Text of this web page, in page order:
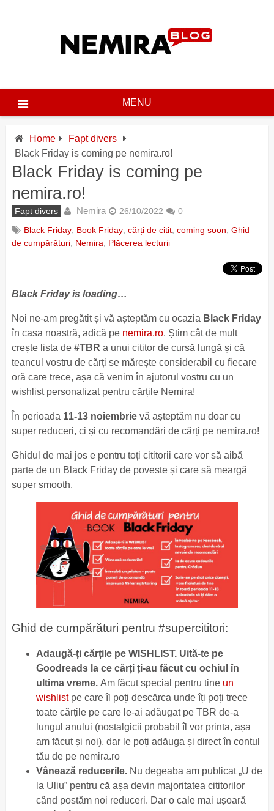
MENU
Home
Fapt divers
Black Friday is coming pe nemira.ro!
Black Friday is coming pe
nemira.ro!
Fapt divers Nemira 26/10/2022
0
Black Friday, Book Friday, cărți de citit, coming soon Ghid
de cumpărături, Nemira Plăcerea lecturii
Black Friday is loading…
Noi ne-am pregătit și vă așteptăm cu ocazia Black Friday
în casa noastră, adică pe nemira.ro. Știm cât de mult
crește lista de #TBR a unui cititor de cursă lungă și că
teancul vostru de cărți se mărește considerabil cu fiecare
oră care trece, așa că venim în ajutorul vostru cu un
wishlist personalizat pentru cărțile Nemira!
În perioada 11-13 noiembrievă așteptăm nu doar cu
super reduceri, ci și cu recomandări de cărți pe nemira.ro!
Ghidul de mai jos e pentru toți cititorii care vor să aibă
parte de un Black Friday de poveste și care să meargă
super smooth.
Ghid de cumpărături pentru #supercititori:
Adaugă-ți cărțile pe WISHLIST. Uită-te pe
Goodreads la ce cărți ți-au făcut cu ochiul în
ultima vreme. Am făcut special pentru tine un
wishlistpe care îl poți descărca unde îți poți trece
toate cărțile pe care le-ai adăugat pe TBR de-a
lungul anului (nostalgicii probabil îl vor printa, așa
am făcut și noi), dar le poți adăuga și direct în contul
tău de pe nemira.ro
Vânează reducerile.Nu degeaba am publicat „U de
la Uliu” pentru că așa devin majoritatea cititorilor
când postăm noi reduceri. Dar o cale mai ușoară